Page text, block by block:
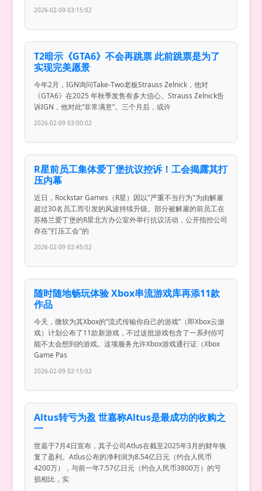
2026-02-09 03:15:02
T2暗示《GTA6》不会再跳票 此前跳票是为了
实现完美愿景
今年2月，IGN询问Take-Two老板Strauss Zelnick，他对
《GTA6》在2025 年秋季发售有多大信心。Strauss Zelnick告
诉IGN，他对此“非常满意”。三个月后，或许
2026-02-09 03:00:02
R星前员工集体爱丁堡抗议控诉！工会揭露其打
压内幕
近日，Rockstar Games（R星）因以"严重不当行为"为由解雇
超过30名员工而引发的风波持续升级。部分被解雇的前员工在
苏格兰爱丁堡的R星北方办公室外举行抗议活动，公开指控公司
存在"打压工会"的
2026-02-09 02:45:02
随时随地畅玩体验 Xbox串流游戏库再添11款
作品
今天，微软为其Xbox的“流式传输你自己的游戏”（即Xbox云游
戏）计划公布了11款新游戏，不过这批游戏包含了一系列你可
能不太会想到的游戏。这项服务允许Xbox游戏通行证（Xbox
Game Pas
2026-02-09 02:15:02
Altus转亏为盈 世嘉称Altus是最成功的收购之
一
世嘉于7月4日宣布，其子公司Atlus在截至2025年3月的财年恢
复了盈利。Atlus公布的净利润为8.54亿日元（约合人民币
4200万），与前一年7.57亿日元（约合人民币3800万）的亏
损相比，实